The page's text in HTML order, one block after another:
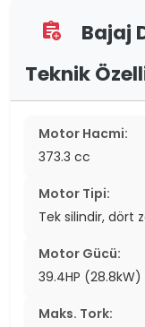
assignment_add
Bajaj
Teknik
Motor Hacmi:
373.3 cc
Motor Tipi:
Tek silindir, dört
Motor Gücü:
39.4HP (28.8kW)
Maks. Tork: